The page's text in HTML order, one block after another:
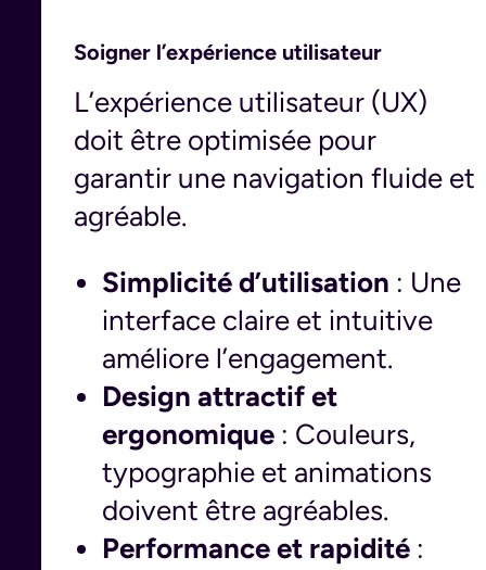
Soigner l’expérience utilisateur
L’expérience utilisateur (UX)
doit être optimisée pour
garantir une navigation fluide et
agréable.
Simplicité d’utilisation : Une
interface claire et intuitive
améliore l’engagement.
Design attractif et
ergonomique: Couleurs,
typographie et animations
doivent être agréables.
Performance et rapidité: